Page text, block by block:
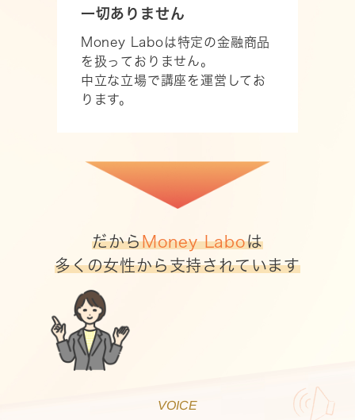
一切ありません
Money Laboは特定の金融商品
を扱っておりません。
中立な立場で講座を運営してお
ります。
だからMoney Laboは
多くの女性から支持されています
VOICE